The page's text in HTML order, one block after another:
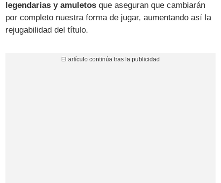
legendarias y amuletos que aseguran que cambiarán
por completo nuestra forma de jugar, aumentando así la
rejugabilidad del título.